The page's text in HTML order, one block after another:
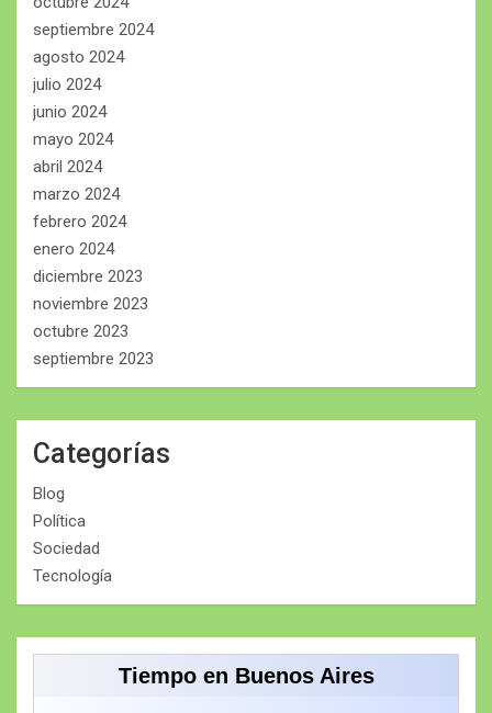
septiembre 2024
agosto 2024
julio 2024
junio 2024
mayo 2024
abril 2024
marzo 2024
febrero 2024
enero 2024
diciembre 2023
noviembre 2023
octubre 2023
septiembre 2023
Categorías
Blog
Política
Sociedad
Tecnología
Tiempo en Buenos Aires